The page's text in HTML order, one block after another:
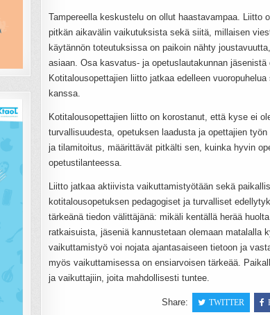
Tampereella keskustelu on ollut haastavampaa. Liitto
pitkän aikavälin vaikutuksista sekä siitä, millaisen
käytännön toteutuksissa on paikoin nähty
asiaan. Osa kasvatus- ja opetuslautakunnan
Kotitalousopettajien liitto jatkaa edelleen
kanssa.
Kotitalousopettajien liitto on korostanut, että kyse ei
turvallisuudesta, opetuksen laadusta ja opettajien
ja tilamitoitus, määrittävät pitkälti sen, kuinka hyvin
opetustilanteessa.
Liitto jatkaa aktiivista vaikuttamistyötään sekä
kotitalousopetuksen pedagogiset ja turvalliset
tärkeänä tiedon välittäjänä: mikäli kentällä herää
ratkaisuista, jäseniä kannustetaan olemaan matalalla
vaikuttamistyö voi nojata ajantasaiseen tietoon ja
myös vaikuttamisessa on ensiarvoisen tärkeää.
ja vaikuttajiin, joita mahdollisesti tuntee.
Share: TWITTER